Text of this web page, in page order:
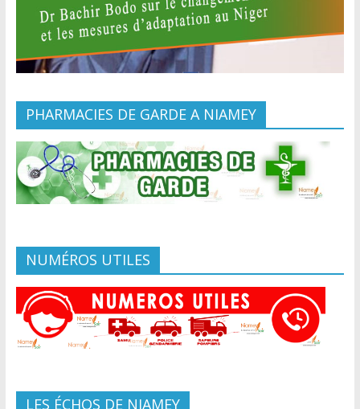
PHARMACIES DE GARDE A NIAMEY
NUMÉROS UTILES
LES ÉCHOS DE NIAMEY